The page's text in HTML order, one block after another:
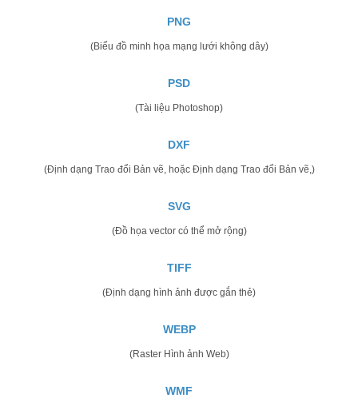
PNG
(Biểu đồ minh họa mạng lưới không dây)
PSD
(Tài liệu Photoshop)
DXF
(Định dạng Trao đổi Bản vẽ, hoặc Định dạng Trao đổi Bản vẽ,)
SVG
(Đồ họa vector có thể mở rộng)
TIFF
(Định dạng hình ảnh được gắn thẻ)
WEBP
(Raster Hình ảnh Web)
WMF